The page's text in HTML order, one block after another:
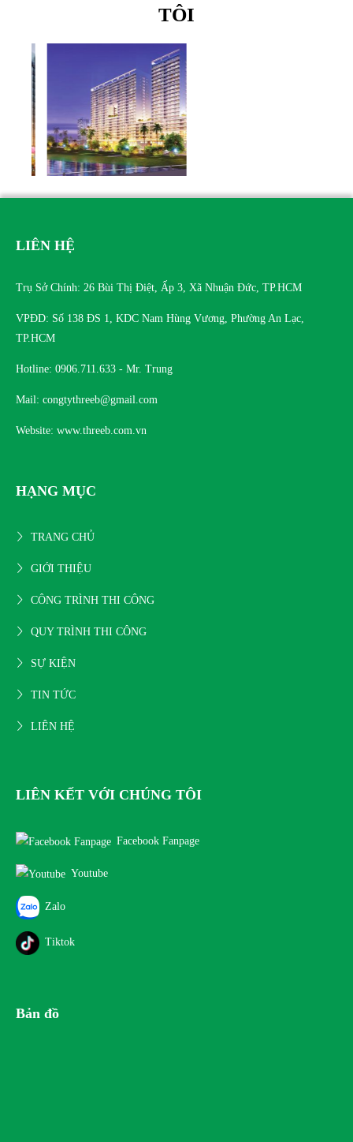
TÔI
LIÊN HỆ
Trụ Sở Chính: 26 Bùi Thị Điệt, Ấp 3, Xã Nhuận Đức, TP.HCM
VPĐD: Số 138 ĐS 1, KDC Nam Hùng Vương, Phường An Lạc,
TP.HCM
Hotline: 0906.711.633 - Mr. Trung
Mail: congtythreeb@gmail.com
Website: www.threeb.com.vn
HẠNG MỤC
TRANG CHỦ
GIỚI THIỆU
CÔNG TRÌNH THI CÔNG
QUY TRÌNH THI CÔNG
SỰ KIỆN
TIN TỨC
LIÊN HỆ
LIÊN KẾT VỚI CHÚNG TÔI
Facebook Fanpage
Youtube
Zalo
Tiktok
Bản đồ